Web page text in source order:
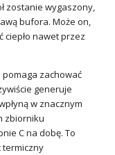
zostanie wygaszony,
bufora. Może on,
ciepło nawet przez
zachować
generuje
w znacznym
zbiorniku
C na dobę. To
termiczny